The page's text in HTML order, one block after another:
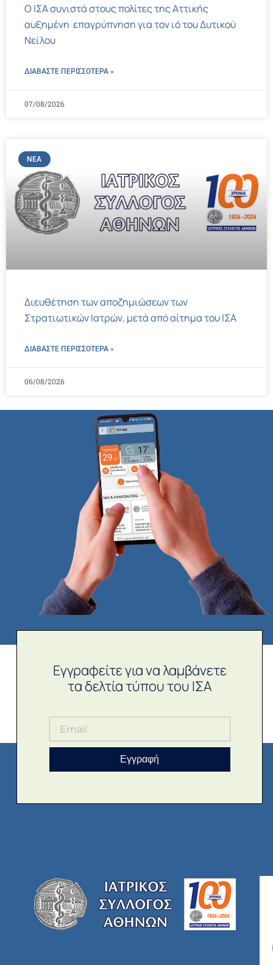
Ο ΙΣΑ συνιστά στους πολίτες της Αττικής
αυξημένη επαγρύπνηση για τον ιό του Δυτικού
Νείλου
ΔΙΑΒΑΣΤΕ ΠΕΡΙΣΣΌΤΕΡΑ »
07/08/2026
ΝΈΑ
Διευθέτηση των αποζημιώσεων των
Στρατιωτικών Ιατρών, μετά από αίτημα του ΙΣΑ
ΔΙΑΒΑΣΤΕ ΠΕΡΙΣΣΌΤΕΡΑ »
06/08/2026
Εγγραφείτε για να λαμβάνετε
τα δελτία τύπου του ΙΣΑ
Εγγραφή